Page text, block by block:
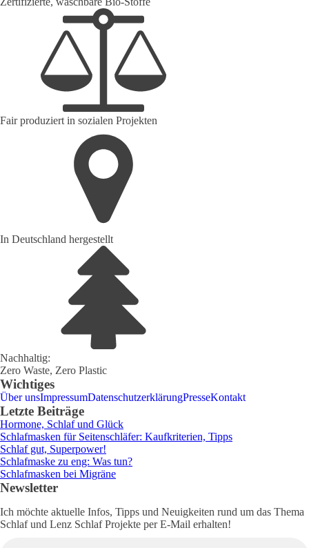
Fair produziert in sozialen Projekten
In Deutschland hergestellt
Nachhaltig:
Zero Waste, Zero Plastic
Wichtiges
Über unsImpressumDatenschutzerklärungPresseKontakt
Letzte Beiträge
Hormone, Schlaf und Glück
Schlafmasken für Seitenschläfer: Kaufkriterien, Tipps
Schlaf gut, Superpower!
Schlafmaske zu eng: Was tun?
Schlafmasken bei Migräne
Newsletter
Ich möchte aktuelle Infos, Tipps und Neuigkeiten rund um das Thema
Schlaf und Lenz Schlaf Projekte per E-Mail erhalten!